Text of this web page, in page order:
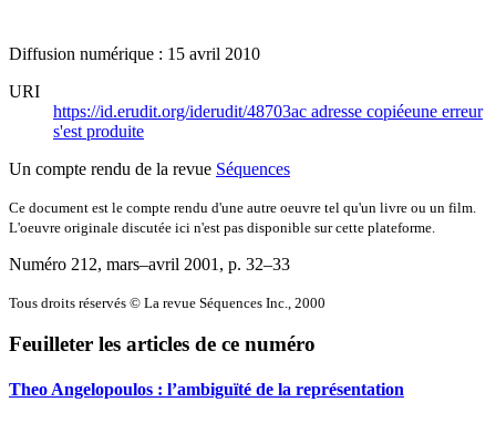
Diffusion numérique : 15 avril 2010
URI
https://id.erudit.org/iderudit/48703ac adresse copiéeune erreur
s'est produite
Un compte rendu de la revue Séquences
Ce document est le compte rendu d'une autre oeuvre tel qu'un livre ou un film.
L'oeuvre originale discutée ici n'est pas disponible sur cette plateforme.
Numéro 212, mars–avril 2001 , p. 32–33
Tous droits réservés © La revue Séquences Inc., 2000
Feuilleter les articles de ce numéro
Theo Angelopoulos : l’ambiguïté de la représentation